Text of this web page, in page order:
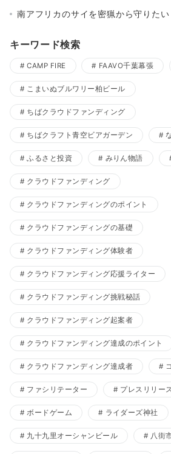
南アフリカのサイを密猟から守りたい
キーワード検索
CAMP FIRE FAAVO千葉幕張
こまいぬブルワリー柏ビール
ちばクラウドファンディング
ちばクラフト青空ビアガーデン
ふるさと投資 みりん物語
クラウドファンディング
クラウドファンディングのポイント
クラウドファンディングの基礎
クラウドファンディング体験者
クラウドファンディング応援ライター
クラウドファンディング挑戦秘話
クラウドファンディング起案者
クラウドファンディング達成のポイント
クラウドファンディング達成者
ファシリテーター プレスリリー
ボードゲーム ライダーズ神社
九十九里オーシャンビール 八街